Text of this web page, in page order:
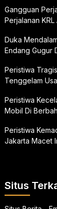
Gangguan
Perjalanan
Duka
Endang Gugur
Peristiwa
Tenggelam
Peristiwa
Mobil Di
Peristiwa
Jakarta Macet
Situs